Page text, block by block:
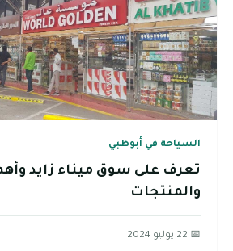
السياحة في أبوظبي
تعرف على سوق ميناء زايد
والمنتجات
📅 22 يوليو 2024